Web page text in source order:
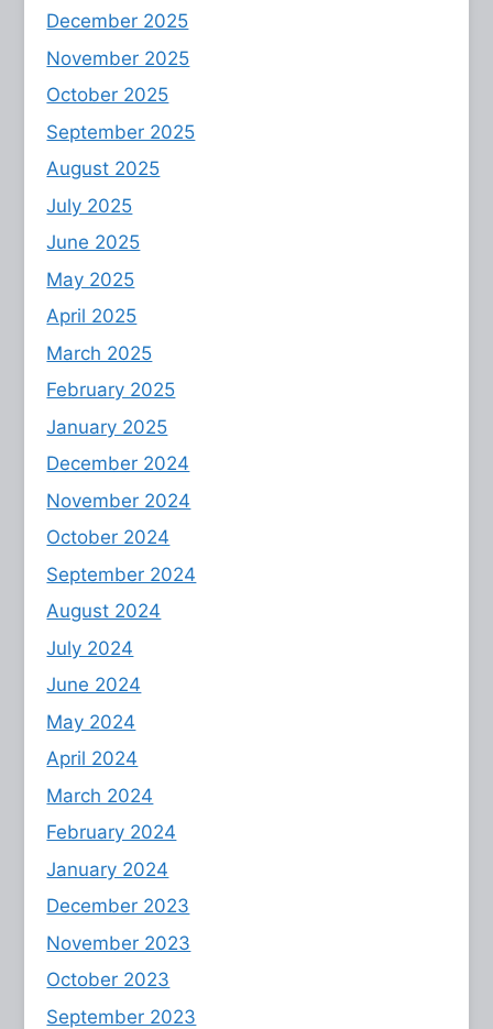
December 2025
November 2025
October 2025
September 2025
August 2025
July 2025
June 2025
May 2025
April 2025
March 2025
February 2025
January 2025
December 2024
November 2024
October 2024
September 2024
August 2024
July 2024
June 2024
May 2024
April 2024
March 2024
February 2024
January 2024
December 2023
November 2023
October 2023
September 2023